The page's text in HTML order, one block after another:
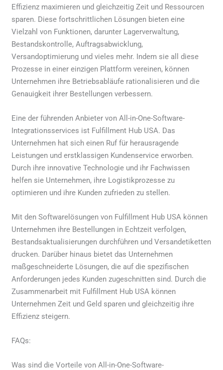
Effizienz maximieren und gleichzeitig Zeit und Ressourcen
sparen. Diese fortschrittlichen Lösungen bieten eine
Vielzahl von Funktionen, darunter Lagerverwaltung,
Bestandskontrolle, Auftragsabwicklung,
Versandoptimierung und vieles mehr. Indem sie all diese
Prozesse in einer einzigen Plattform vereinen, können
Unternehmen ihre Betriebsabläufe rationalisieren und die
Genauigkeit ihrer Bestellungen verbessern.
Eine der führenden Anbieter von All-in-One-Software-
Integrationsservices ist Fulfillment Hub USA. Das
Unternehmen hat sich einen Ruf für herausragende
Leistungen und erstklassigen Kundenservice erworben.
Durch ihre innovative Technologie und ihr Fachwissen
helfen sie Unternehmen, ihre Logistikprozesse zu
optimieren und ihre Kunden zufrieden zu stellen.
Mit den Softwarelösungen von Fulfillment Hub USA können
Unternehmen ihre Bestellungen in Echtzeit verfolgen,
Bestandsaktualisierungen durchführen und Versandetiketten
drucken. Darüber hinaus bietet das Unternehmen
maßgeschneiderte Lösungen, die auf die spezifischen
Anforderungen jedes Kunden zugeschnitten sind. Durch die
Zusammenarbeit mit Fulfillment Hub USA können
Unternehmen Zeit und Geld sparen und gleichzeitig ihre
Effizienz steigern.
FAQs:
Was sind die Vorteile von All-in-One-Software-